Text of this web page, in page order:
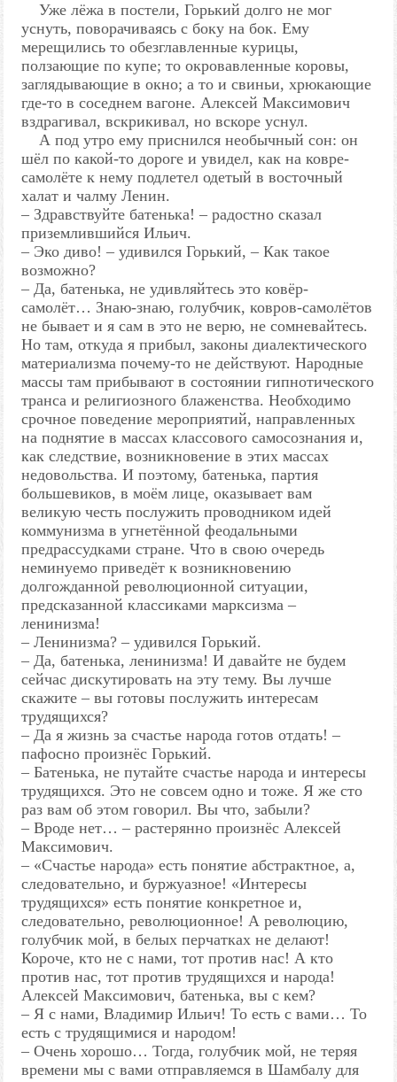
Уже лёжа в постели, Горький долго не мог
уснуть, поворачиваясь с боку на бок. Ему
мерещились то обезглавленные курицы,
ползающие по купе; то окровавленные коровы,
заглядывающие в окно; а то и свиньи, хрюкающие
где-то в соседнем вагоне. Алексей Максимович
вздрагивал, вскрикивал, но вскоре уснул.
А под утро ему приснился необычный сон: он
шёл по какой-то дороге и увидел, как на ковре-
самолёте к нему подлетел одетый в восточный
халат и чалму Ленин.
– Здравствуйте батенька! – радостно сказал
приземлившийся Ильич.
– Эко диво! – удивился Горький, – Как такое
возможно?
– Да, батенька, не удивляйтесь это ковёр-
самолёт… Знаю-знаю, голубчик, ковров-самолётов
не бывает и я сам в это не верю, не сомневайтесь.
Но там, откуда я прибыл, законы диалектического
материализма почему-то не действуют. Народные
массы там прибывают в состоянии гипнотического
транса и религиозного блаженства. Необходимо
срочное поведение мероприятий, направленных
на поднятие в массах классового самосознания и,
как следствие, возникновение в этих массах
недовольства. И поэтому, батенька, партия
большевиков, в моём лице, оказывает вам
великую честь послужить проводником идей
коммунизма в угнетённой феодальными
предрассудками стране. Что в свою очередь
неминуемо приведёт к возникновению
долгожданной революционной ситуации,
предсказанной классиками марксизма –
ленинизма!
– Ленинизма? – удивился Горький.
– Да, батенька, ленинизма! И давайте не будем
сейчас дискутировать на эту тему. Вы лучше
скажите – вы готовы послужить интересам
трудящихся?
– Да я жизнь за счастье народа готов отдать! –
пафосно произнёс Горький.
– Батенька, не путайте счастье народа и интересы
трудящихся. Это не совсем одно и тоже. Я же сто
раз вам об этом говорил. Вы что, забыли?
– Вроде нет… – растерянно произнёс Алексей
Максимович.
– «Счастье народа» есть понятие абстрактное, а,
следовательно, и буржуазное! «Интересы
трудящихся» есть понятие конкретное и,
следовательно, революционное! А революцию,
голубчик мой, в белых перчатках не делают!
Короче, кто не с нами, тот против нас! А кто
против нас, тот против трудящихся и народа!
Алексей Максимович, батенька, вы с кем?
– Я с нами, Владимир Ильич! То есть с вами… То
есть с трудящимися и народом!
– Очень хорошо… Тогда, голубчик мой, не теряя
времени мы с вами отправляемся в Шамбалу для